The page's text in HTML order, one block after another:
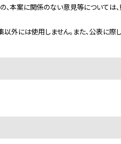
本案に関係のない意見等については、
外には使用しません。また、公表に際